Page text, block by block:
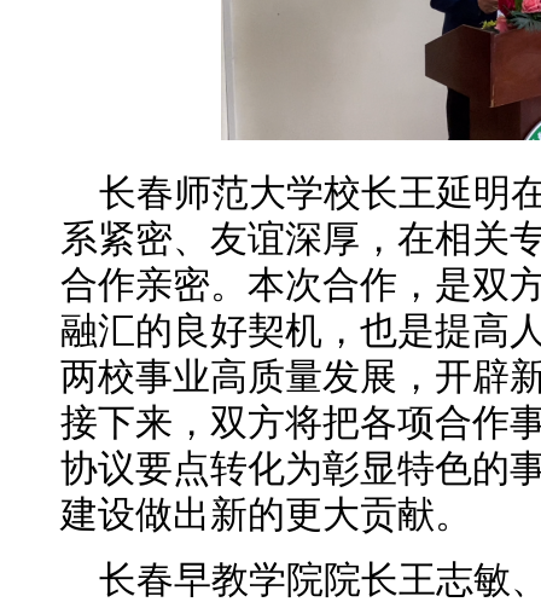
长春师范大学校长王延明
系紧密、友谊深厚，在相关
合作亲密。本次合作，是双
融汇的良好契机，也是提高
两校事业高质量发展，开辟
接下来，双方将把各项合作
协议要点转化为彰显特色的
建设做出新的更大贡献。
长春早教学院院长王志敏